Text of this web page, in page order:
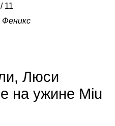
/ 11
Феникс
/////////
/
Люси
на ужине Miu